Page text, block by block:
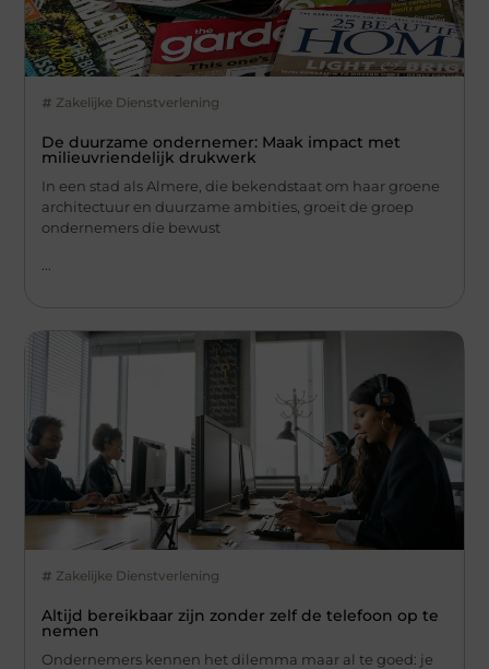
Zakelijke Dienstverlening
De duurzame ondernemer: Maak impact met
milieuvriendelijk drukwerk
In een stad als Almere, die bekendstaat om haar groene
architectuur en duurzame ambities, groeit de groep
ondernemers die bewust
Zakelijke Dienstverlening
Altijd bereikbaar zijn zonder zelf de telefoon op te
nemen
Ondernemers kennen het dilemma maar al te goed: je